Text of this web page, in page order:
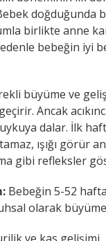
doğduğunda
birlikte anne
bebeğin iyi
büyüme ve
Ancak
uykuya dalar. İlk
ışığı görür
gibi refleksler
Bebeğin 5-52
olarak